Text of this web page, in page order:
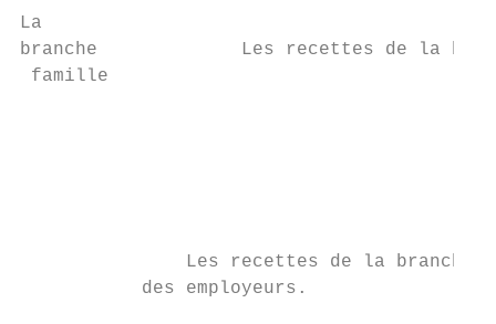
La
branche             Les recettes de la
famille
Les recettes de la branche
           des employeurs.